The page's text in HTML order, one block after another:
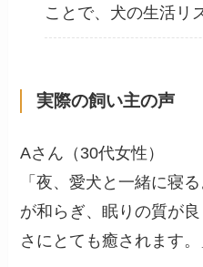
ことで、犬の生活リ
実際の飼い主の声
Aさん（30代女性）
「夜、愛犬と一緒に寝
が和らぎ、眠りの質が
さにとても癒されます。